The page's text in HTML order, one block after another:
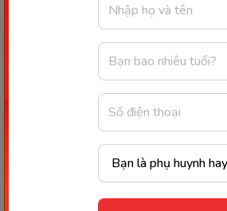
trong macca là chất béo
năng giúp làm giảm các
các nguy cơ mắc bệnh tim
huyết áp và béo phì.